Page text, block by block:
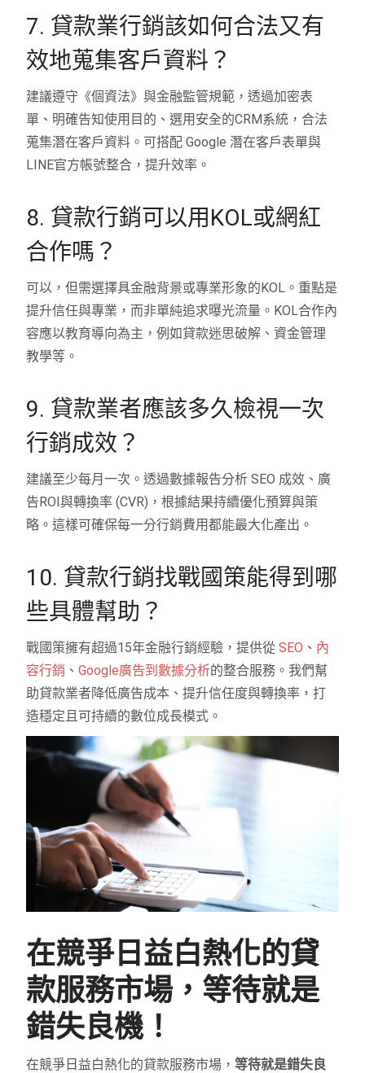
7. 貸款業行銷該如何合法又有
效地蒐集客戶資料？
建議遵守《個資法》與金融監管規範，透過加密表
單、明確告知使用目的、選用安全的CRM系統，合法
蒐集潛在客戶資料。可搭配 Google 潛在客戶表單與
LINE官方帳號整合，提升效率。
8. 貸款行銷可以用KOL或網紅
合作嗎？
可以，但需選擇具金融背景或專業形象的KOL。重點是
提升信任與專業，而非單純追求曝光流量。KOL合作內
容應以教育導向為主，例如貸款迷思破解、資金管理
教學等。
9. 貸款業者應該多久檢視一次
行銷成效？
建議至少每月一次。透過數據報告分析 SEO 成效、廣
告ROI與轉換率 (CVR)，根據結果持續優化預算與策
略。這樣可確保每一分行銷費用都能最大化產出。
10. 貸款行銷找戰國策能得到哪
些具體幫助？
戰國策擁有超過15年金融行銷經驗，提供從SEO 、 內
容行銷 、Google廣告到數據分析的整合服務。我們幫
助貸款業者降低廣告成本、提升信任度與轉換率，打
造穩定且可持續的數位成長模式。
在競爭日益白熱化的貸
款服務市場，等待就是
錯失良機！
在競爭日益白熱化的貸款服務市場，等待就是錯失良